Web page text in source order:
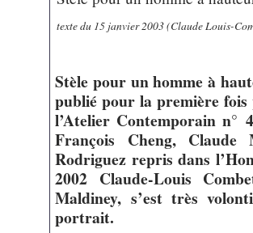
texte du 15 janvier 2003 (Claude Louis-
Stèle pour un homme à
publié pour la première
l’Atelier Contemporain n°
François Cheng,
Rodriguez repris dans
2002 Claude-Louis
Maldiney, s’est très
portrait.